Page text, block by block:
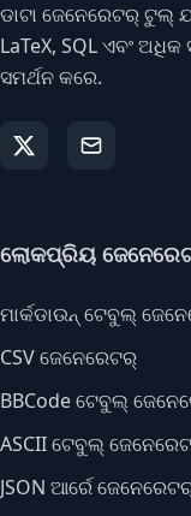
ଡାଟା ଜେନେରେଟର୍ ଟୁଲ୍
LaTeX, SQL ଏବଂ
ସମର୍ଥନ କରେ.
ଲୋକପ୍ରିୟ
ମାର୍କଡାଉନ୍ ଟେବୁଲ୍
CSV ଜେନେରେଟର୍
BBCode ଟେବୁଲ୍
ASCII ଟେବୁଲ୍
JSON ଆର୍ରେ